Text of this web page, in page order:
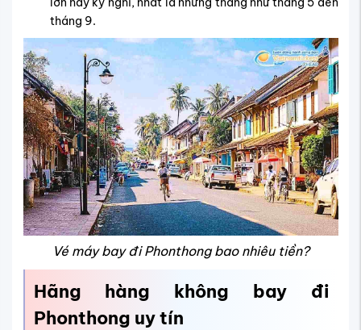
tháng 9.
Vé máy bay đi Phonthong bao nhiêu tiền?
Hãng hàng không bay đi
Phonthong uy tín